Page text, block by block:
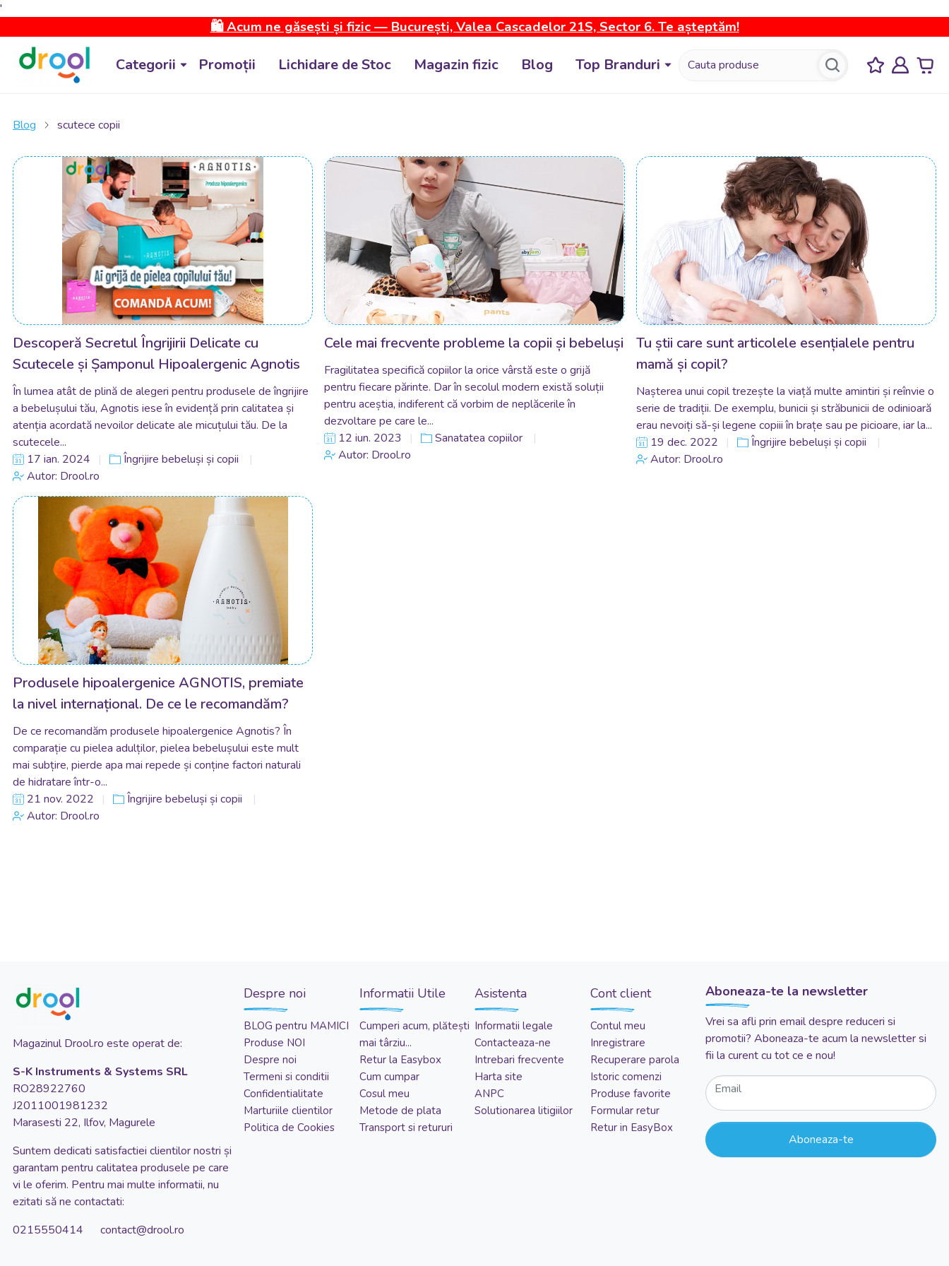
'
🛍️ Acum ne găsești și fizic — București, Valea Cascadelor 21S, Sector 6. Te așteptăm!
Categorii Promoții Lichidare de Stoc Magazin fizic Blog Top Branduri
Blog scutece copii
Descoperă Secretul Îngrijirii Delicate cu
Scutecele și Șamponul Hipoalergenic Agnotis
În lumea atât de plină de alegeri pentru produsele de îngrijire
a bebelușului tău, Agnotis iese în evidență prin calitatea și
atenția acordată nevoilor delicate ale micuțului tău. De la
scutecele...
17 ian. 2024
Îngrijire bebeluși și copii
Autor: Drool.ro
Cele mai frecvente probleme la copii și bebeluși
Fragilitatea specifică copiilor la orice vârstă este o grijă
pentru fiecare părinte. Dar în secolul modern există soluții
pentru aceștia, indiferent că vorbim de neplăcerile în
dezvoltare pe care le...
12 iun. 2023
Sanatatea copiilor
Autor: Drool.ro
Tu știi care sunt articolele esențialele pentru
mamă și copil?
Nașterea unui copil trezește la viață multe amintiri și reînvie o
serie de tradiții. De exemplu, bunicii și străbunicii de odinioară
erau nevoiți să-și legene copiii în brațe sau pe picioare, iar la...
19 dec. 2022
Îngrijire bebeluși și copii
Autor: Drool.ro
Produsele hipoalergenice AGNOTIS, premiate
la nivel internațional. De ce le recomandăm?
De ce recomandăm produsele hipoalergenice Agnotis? În
comparație cu pielea adulților, pielea bebelușului este mult
mai subțire, pierde apa mai repede și conține factori naturali
de hidratare într-o...
21 nov. 2022
Îngrijire bebeluși și copii
Autor: Drool.ro
Magazinul Drool.ro este operat de:
S-K Instruments & Systems SRL
RO28922760
J2011001981232
Marasesti 22, Ilfov, Magurele
Suntem dedicati satisfactiei clientilor nostri și
garantam pentru calitatea produsele pe care
vi le oferim. Pentru mai multe informatii, nu
ezitati să ne contactati:
0215550414 contact@drool.ro
Despre noi
BLOG pentru MAMICI
Produse NOI
Despre noi
Termeni si conditii
Confidentialitate
Marturiile clientilor
Politica de Cookies
Informatii Utile
Cumperi acum, plătești
mai târziu...
Retur la Easybox
Cum cumpar
Cosul meu
Metode de plata
Transport si retururi
Asistenta
Informatii legale
Contacteaza-ne
Intrebari frecvente
Harta site
ANPC
Solutionarea litigiilor
Cont client
Contul meu
Inregistrare
Recuperare parola
Istoric comenzi
Produse favorite
Formular retur
Retur in EasyBox
Aboneaza-te la newsletter
Vrei sa afli prin email despre reduceri si
promotii? Aboneaza-te acum la newsletter si
fii la curent cu tot ce e nou!
Email
Aboneaza-te